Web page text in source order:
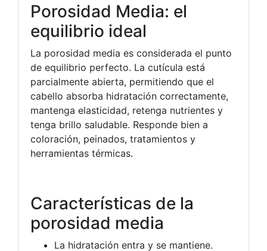
Porosidad Media: el
equilibrio ideal
La porosidad media es considerada el punto
de equilibrio perfecto. La cutícula está
parcialmente abierta, permitiendo que el
cabello absorba hidratación correctamente,
mantenga elasticidad, retenga nutrientes y
tenga brillo saludable. Responde bien a
coloración, peinados, tratamientos y
herramientas térmicas.
Características de la
porosidad media
La hidratación entra y se mantiene.